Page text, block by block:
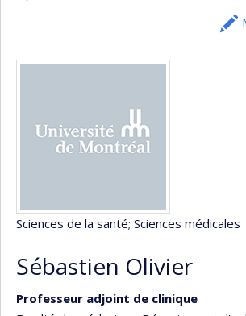
Sciences de la santé; Sciences médicales
Sébastien Olivier
Professeur adjoint de clinique